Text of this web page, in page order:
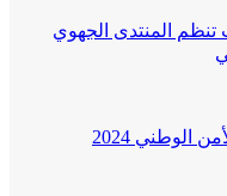
تنظم المنتدى الجهوي
الوطني 2024